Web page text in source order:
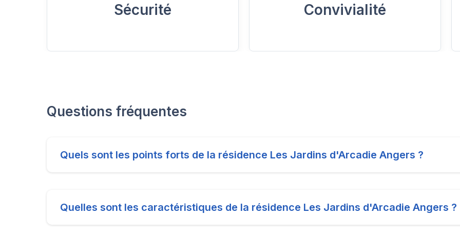
Sécurité Convivialité
Questions fréquentes
Quels sont les points forts de la résidence Les Jardins d'Arcadie Angers ?
Quelles sont les caractéristiques de la résidence Les Jardins d'Arcadie Angers ?